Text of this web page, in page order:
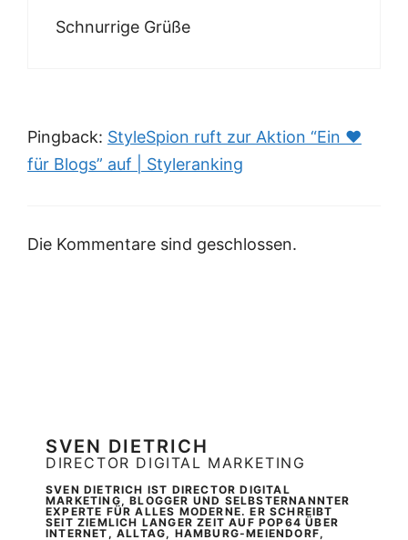
Schnurrige Grüße
Pingback: StyleSpion ruft zur Aktion “Ein ♥
für Blogs” auf | Styleranking
Die Kommentare sind geschlossen.
SVEN DIETRICH
DIRECTOR DIGITAL MARKETING
SVEN DIETRICH IST DIRECTOR DIGITAL
MARKETING, BLOGGER UND SELBSTERNANNTER
EXPERTE FÜR ALLES MODERNE. ER SCHREIBT
SEIT ZIEMLICH LANGER ZEIT AUF POP64 ÜBER
INTERNET, ALLTAG, HAMBURG-MEIENDORF,